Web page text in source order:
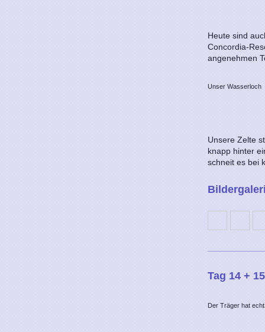
Heute sind
Concordia-
angenehmen
Unser Wasserloch
Unsere Zelte
knapp hinter
schneit es bei
Tag 14 + 15
Der Träger hat